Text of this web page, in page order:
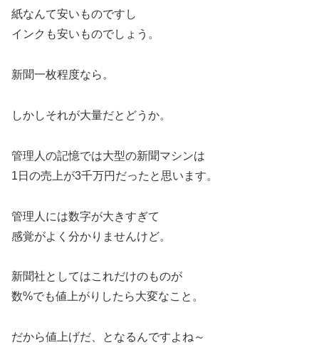
紙なんて安いものですし
インクも安いものでしょう。
新聞一枚程度なら。
しかしそれが大量だとどうか。
管理人の記憶では大型の新聞マシンは
1日の売上が3千万円だったと思います。
管理人には数字が大きすぎて
感覚がよく分かりませんけど。
新聞社としてはこれだけのものが
数%でも値上がりしたら大変なこと。
だから値上げだ、となるんですよね～